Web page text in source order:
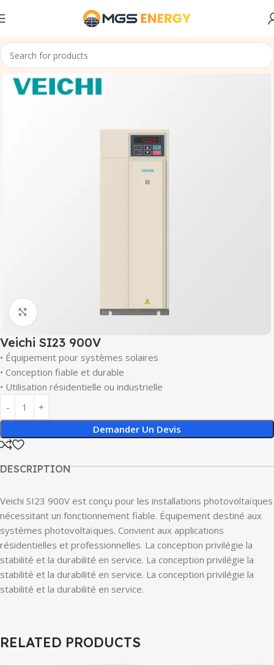
Accueil Variateurs de pompage solaire
Click to enlarge
Veichi SI23 900V
• Équipement pour systèmes solaires
• Conception fiable et durable
• Utilisation résidentielle ou industrielle
Demander Un Devis
DESCRIPTION
Veichi SI23 900V est conçu pour les installations photovoltaïques
nécessitant un fonctionnement fiable. Équipement destiné aux
systèmes photovoltaïques. Convient aux applications
résidentielles et professionnelles. La conception privilégie la
stabilité et la durabilité en service. La conception privilégie la
stabilité et la durabilité en service. La conception privilégie la
stabilité et la durabilité en service.
RELATED PRODUCTS